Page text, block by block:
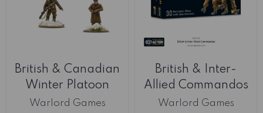
British & Canadian
Winter Platoon
Commanders ...
Warlord Games
British & Inter-
Allied Commandos
(Warlord)
Warlord Games